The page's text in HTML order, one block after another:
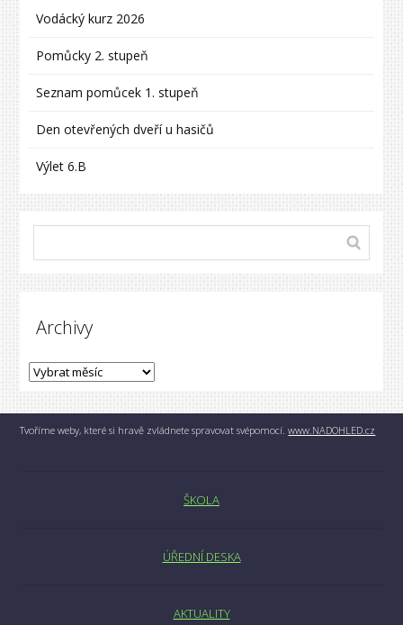
Vodácký kurz 2026
Pomůcky 2. stupeň
Seznam pomůcek 1. stupeň
Den otevřených dveří u hasičů
Výlet 6.B
Archivy
Tvoříme weby, které si hravě zvládnete spravovat svépomocí.www.NADOHLED.cz
ŠKOLA
ÚŘEDNÍ DESKA
AKTUALITY